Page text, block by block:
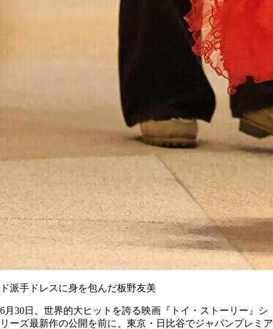
ド派手ドレスに身を包んだ板野友美
6月30日、世界的大ヒットを誇る映画『トイ・ストーリー』シ
リーズ最新作の公開を前に、東京・日比谷でジャパンプレミア